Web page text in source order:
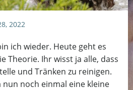
2022
ich wieder. Heute geht es
Theorie. Ihr wisst ja alle, dass
und Tränken zu reinigen.
noch einmal eine kleine